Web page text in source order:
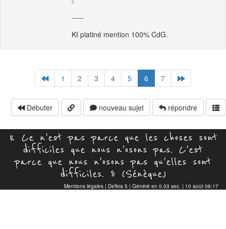
KI platiné mention 100% CdG.
1 2 3 4 5 6 7
Débuter nouveau sujet répondre
« Ce n'est pas parce que les choses sont
difficiles que nous n'osons pas. C'est
parce que nous n'osons pas qu'elles sont
difficiles. » (Sénèque)
Mentions légales | Defkra 5 | Généré en 0.03 sec. | 10 août 06:17